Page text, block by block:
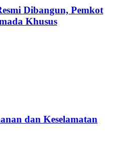
Dibangun, Pemkot
Khusus
dan Keselamatan